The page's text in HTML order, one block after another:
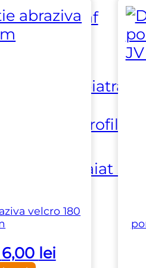
Aspirare praf
piatra
Masini de profilat
Masini de taiat si
velcro 180
6,00 leiInterval